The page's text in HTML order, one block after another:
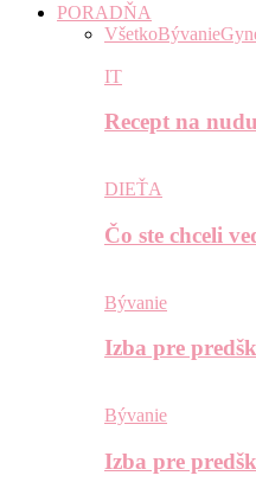
PORADŇA
VšetkoBývanie
IT
Recept na
DIEŤA
Čo ste chceli
Bývanie
Izba pre
Bývanie
Izba pre